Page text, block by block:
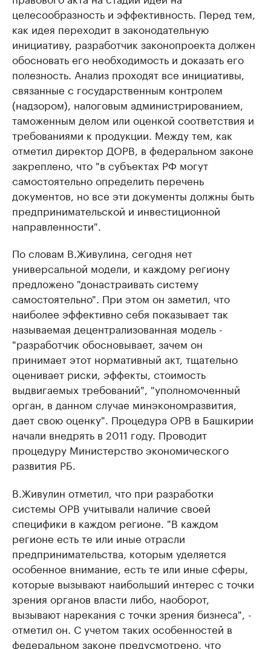
целесообразность и эффективность. Перед тем,
как идея переходит в законодательную
инициативу, разработчик законопроекта должен
обосновать его необходимость и доказать его
полезность. Анализ проходят все инициативы,
связанные с государственным контролем
(надзором), налоговым администрированием,
таможенным делом или оценкой соответствия и
требованиями к продукции. Между тем, как
отметил директор ДОРВ, в федеральном законе
закреплено, что "в субъектах РФ могут
самостоятельно определить перечень
документов, но все эти документы должны быть
предпринимательской и инвестиционной
направленности".
По словам В.Живулина, сегодня нет
универсальной модели, и каждому региону
предложено "донастраивать систему
самостоятельно". При этом он заметил, что
наиболее эффективно себя показывает так
называемая децентрализованная модель -
"разработчик обосновывает, зачем он
принимает этот нормативный акт, тщательно
оценивает риски, эффекты, стоимость
выдвигаемых требований", "уполномоченный
орган, в данном случае минэкономразвития,
дает свою оценку". Процедура ОРВ в Башкирии
начали внедрять в 2011 году. Проводит
процедуру Министерство экономического
развития РБ.
В.Живулин отметил, что при разработки
системы ОРВ учитывали наличие своей
специфики в каждом регионе. "В каждом
регионе есть те или иные отрасли
предпринимательства, которым уделяется
особенное внимание, есть те или иные сферы,
которые вызывают наибольший интерес с точки
зрения органов власти либо, наоборот,
вызывают нарекания с точки зрения бизнеса", -
отметил он. С учетом таких особенностей в
федеральном законе предусмотрено, что